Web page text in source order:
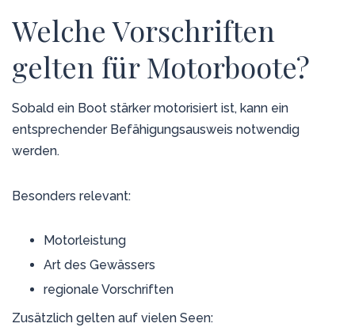
Welche Vorschriften
gelten für Motorboote?
Sobald ein Boot stärker motorisiert ist, kann ein
entsprechender Befähigungsausweis notwendig
werden.
Besonders relevant:
Motorleistung
Art des Gewässers
regionale Vorschriften
Zusätzlich gelten auf vielen Seen: